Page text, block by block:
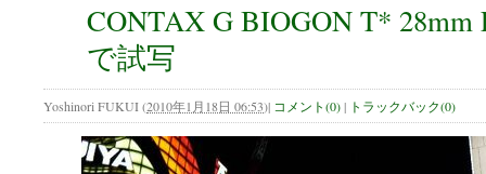
CONTAX G BIOGON T*
で試写
Yoshinori FUKUI(2010年1月18日 06:53)| コメント(0)| トラックバック(0)